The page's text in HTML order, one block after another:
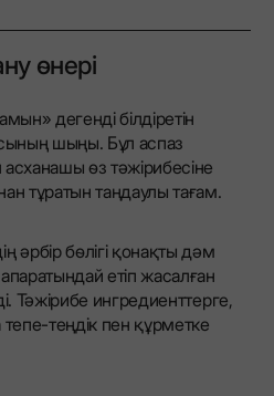
өнері
дегенді білдіретін
шыңы. Бұл аспаз
өз тәжірибесіне
тұратын таңдаулы тағам.
әрбір бөлігі қонақты дәм
етіп жасалған
Тәжірибе ингредиенттерге,
теңдік пен құрметке